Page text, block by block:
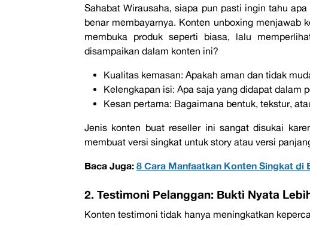
Sahabat Wirausaha, siapa pun pasti ingin tahu
benar membayarnya. Konten unboxingmenjawab
membuka produk seperti biasa, lalu
disampaikan dalam konten ini?
Kualitas kemasan: Apakah aman dan tidak
Kelengkapan isi: Apa saja yang didapat dalam
Kesan pertama: Bagaimana bentuk, tekstur,
Jenis konten buat resellerini sangat disukai
membuat versi singkat untuk storyatau versi
Baca Juga: 8 Cara Manfaatkan Konten Singkat di
2. Testimoni Pelanggan: Bukti Nyata
Konten testimoni tidak hanya meningkatkan